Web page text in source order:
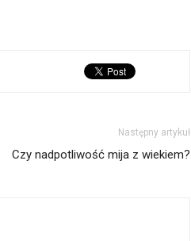
Następny artykuł
Czy nadpotliwość mija z wiekiem?